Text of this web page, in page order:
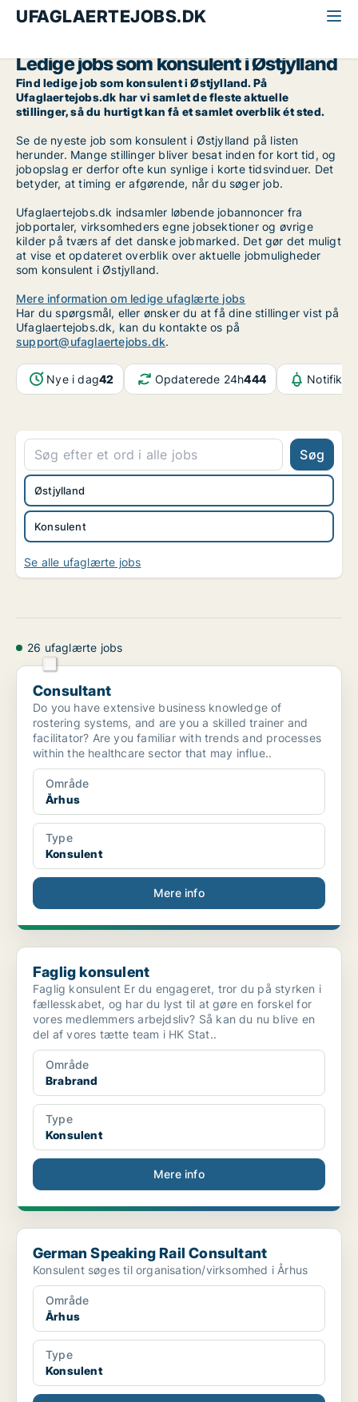
UFAGLAERTEJOBS.DK
Ledige jobs som konsulent i Østjylland
Find ledige job som konsulent i Østjylland. På
Ufaglaertejobs.dk har vi samlet de fleste aktuelle
stillinger, så du hurtigt kan få et samlet overblik ét sted.
Se de nyeste job som konsulent i Østjylland på listen
herunder. Mange stillinger bliver besat inden for kort tid, og
jobopslag er derfor ofte kun synlige i korte tidsvinduer. Det
betyder, at timing er afgørende, når du søger job.
Ufaglaertejobs.dk indsamler løbende jobannoncer fra
jobportaler, virksomheders egne jobsektioner og øvrige
kilder på tværs af det danske jobmarked. Det gør det muligt
at vise et opdateret overblik over aktuelle jobmuligheder
som konsulent i Østjylland.
Mere information om ledige ufaglærte jobs
Har du spørgsmål, eller ønsker du at få dine stillinger vist på
Ufaglaertejobs.dk, kan du kontakte os på
support@ufaglaertejobs.dk.
Nye i dag42 Opdaterede 24h444
Søg
Konsulent
Østjylland
Se alle ufaglærte jobs
26 ufaglærte jobs
Consultant
Consultant
Do you have extensive business knowledge of
rostering systems, and are you a skilled trainer and
facilitator? Are you familiar with trends and processes
within the healthcare sector that may influe..
Område
Århus
Type
Konsulent
Mere info
Faglig konsulent
Faglig konsulent
Faglig konsulent Er du engageret, tror du på styrken i
fællesskabet, og har du lyst til at gøre en forskel for
vores medlemmers arbejdsliv? Så kan du nu blive en
del af vores tætte team i HK Stat..
Område
Brabrand
Type
Konsulent
Mere info
German Speaking Rail Consultant
German Speaking Rail Consultant
Konsulent søges til organisation/virksomhed i Århus
Område
Århus
Type
Konsulent